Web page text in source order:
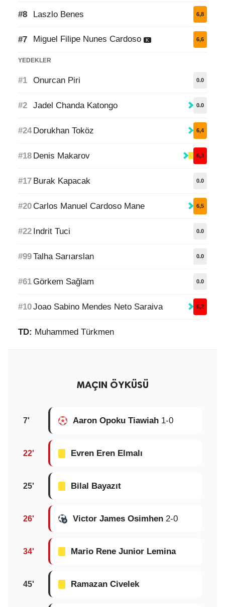
#8 Laszlo Benes 6,8
#7 Miguel Filipe Nunes Cardoso K 6,6
YEDEKLER
#1 Onurcan Piri 0.0
#2 Jadel Chanda Katongo 0.0
#24 Dorukhan Toköz 6,4
#18 Denis Makarov 6,3
#17 Burak Kapacak 0.0
#20Carlos Manuel Cardoso Mane 6,5
#22 Indrit Tuci 0.0
#99Talha Sarıarslan 0.0
#61Görkem Sağlam 0.0
#10Joao Sabino Mendes Neto Saraiva 6,2
TD: Muhammed Türkmen
MAÇIN ÖYKÜSÜ
7' Aaron Opoku Tiawiah 1-0
22' Evren Eren Elmalı
25' Bilal Bayazıt
26' Victor James Osimhen 2-0
34' Mario Rene Junior Lemina
45' Ramazan Civelek